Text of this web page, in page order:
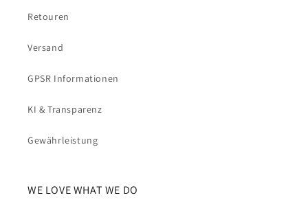
Retouren
Versand
GPSR Informationen
KI & Transparenz
Gewährleistung
WE LOVE WHAT WE DO